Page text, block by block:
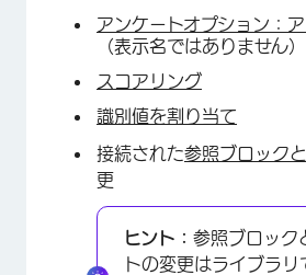
アンケートオプション：
（表示名ではありません）
スコアリング
識別値を割り当て
接続された参照ブロック
更
ヒント： 参照ブロック
トの変更はライブラリ